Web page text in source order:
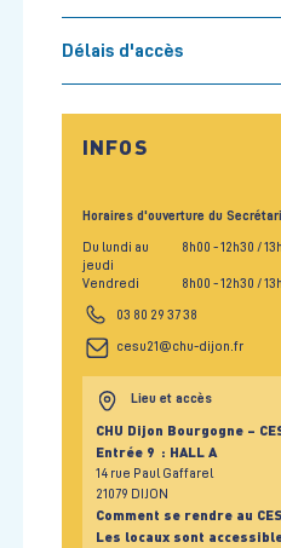
Délais d'accès
INFOS
Horaires d'ouverture du
Du lundi au
jeudi
8h00 - 12h30 /
Vendredi 8h00 - 12h30 /
03 80 29 37 38
cesu21@chu-dijon.fr
Lieu et accès
CHU Dijon Bourgogne –
Entrée 9 : HALL A
14 rue Paul Gaffarel
21079 DIJON
Comment se rendre au
Les locaux sont